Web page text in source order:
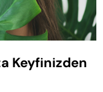
Keyfinizden